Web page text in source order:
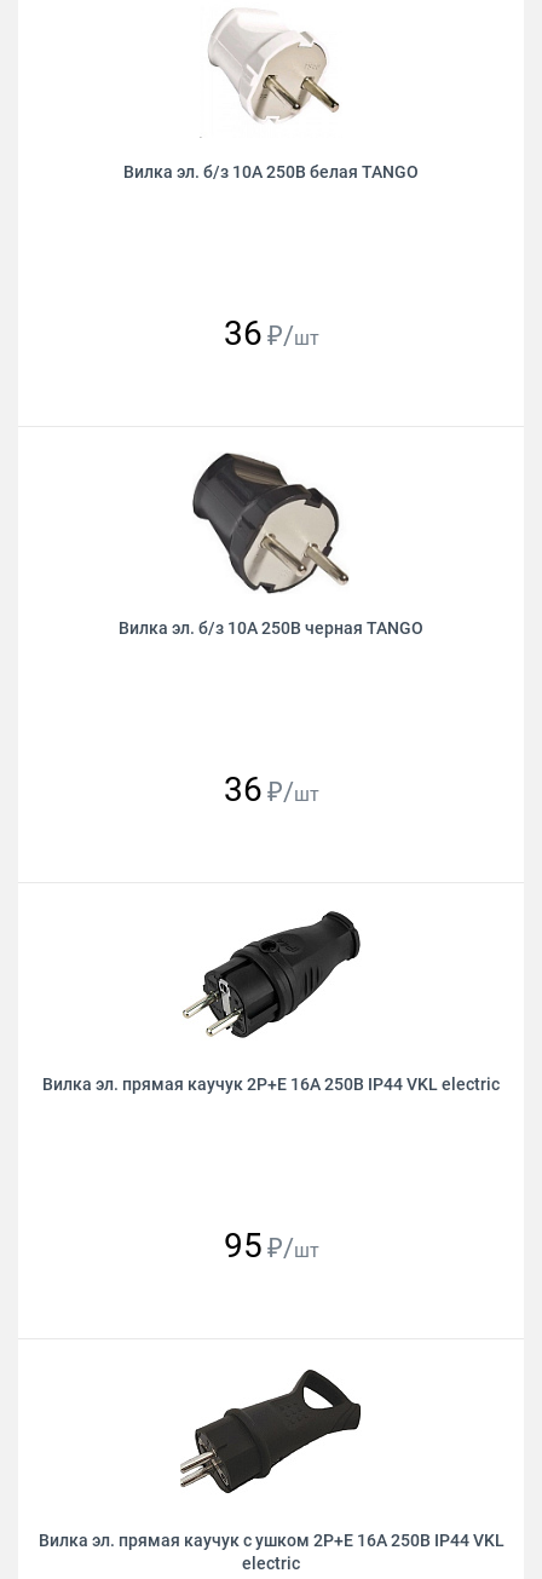
Вилка эл. б/з 10А 250В белая TANGO
36 ₽/шт
Вилка эл. б/з 10А 250В черная TANGO
36 ₽/шт
Вилка эл. прямая каучук 2Р+Е 16А 250В IР44 VKL electric
95 ₽/шт
Вилка эл. прямая каучук с ушком 2Р+Е 16А 250В IР44 VKL
electric